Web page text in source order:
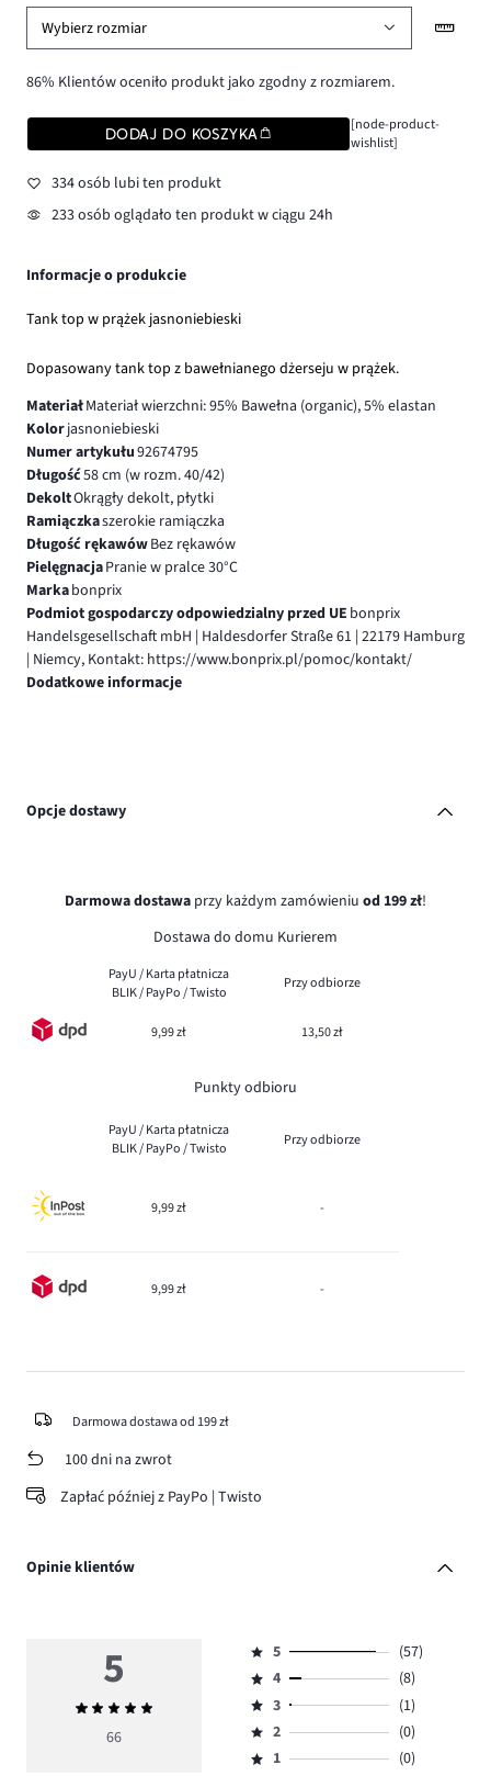
Wybierz rozmiar
86% Klientów oceniło produkt jako zgodny z rozmiarem.
DODAJ DO KOSZYKA
[node-product-
wishlist]
334 osób lubi ten produkt
233 osób oglądało ten produkt w ciągu 24h
Informacje o produkcie
Tank top w prążek jasnoniebieski
Dopasowany tank top z bawełnianego dżerseju w prążek.
MateriałMateriał wierzchni: 95% Bawełna (organic), 5% elastan
Kolorjasnoniebieski
Numer artykułu92674795
Długość58 cm (w rozm. 40/42)
DekoltOkrągły dekolt, płytki
Ramiączkaszerokie ramiączka
Długość rękawówBez rękawów
PielęgnacjaPranie w pralce 30°C
Markabonprix
Podmiot gospodarczy odpowiedzialny przed UE bonprix
Handelsgesellschaft mbH | Haldesdorfer Straße 61 | 22179 Hamburg
| Niemcy, Kontakt: https://www.bonprix.pl/pomoc/kontakt/
Dodatkowe informacje
Opcje dostawy
Darmowa dostawa przy każdym zamówieniu od 199 zł!
Dostawa do domu Kurierem
PayU / Karta płatnicza
BLIK / PayPo / Twisto
Przy odbiorze
9,99 zł 13,50 zł
Punkty odbioru
PayU / Karta płatnicza
BLIK / PayPo / Twisto
Przy odbiorze
9,99 zł -
9,99 zł -
Darmowa dostawa od 199 zł
100 dni na zwrot
Zapłać później z PayPo | Twisto
Opinie klientów
5
Średnia
ocena
66
Ocena
5,
ilość
głosów
57.
5
(57)
Ocena
4,
ilość
głosów
4
(8)
Ocena
3,
ilość
3
(1)
Ocena
2,
2
(0)
Ocena
1 (0)